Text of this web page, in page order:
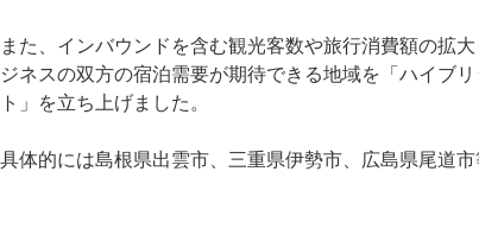
また、インバウンドを含む観光客数や旅行消費額の拡
ジネスの双方の宿泊需要が期待できる地域を「ハイブ
ト」を立ち上げました。
具体的には島根県出雲市、三重県伊勢市、広島県尾道